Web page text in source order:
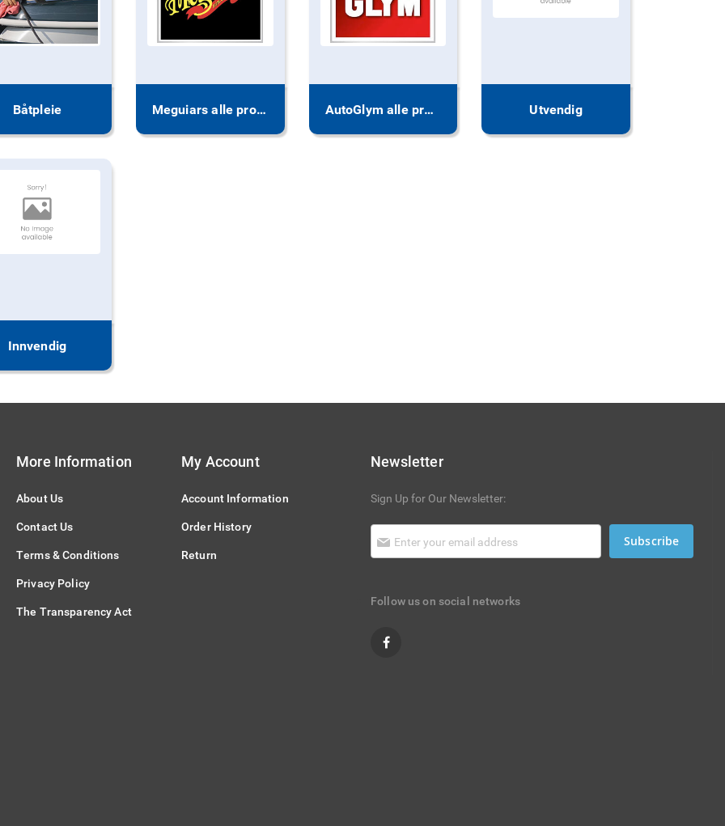
Båtpleie Meguiars alle produkter AutoGlym alle produkter Utvendig
Innvendig
More Information
About Us
Contact Us
Terms & Conditions
Privacy Policy
The Transparency Act
My Account
Account Information
Order History
Return
Newsletter
Sign Up for Our Newsletter:
Subscribe
Follow us on social networks